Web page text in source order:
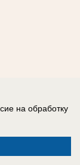
на обработку